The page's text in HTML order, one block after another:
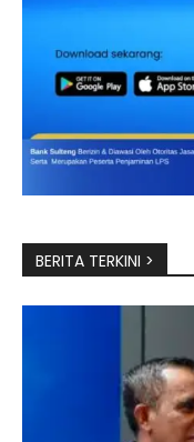
BERITA TERKINI >